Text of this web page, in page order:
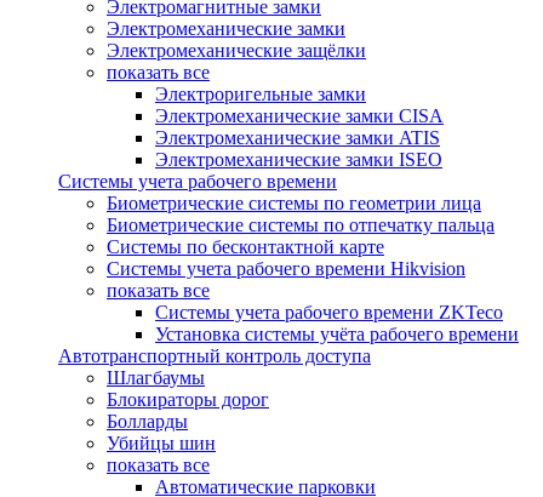
Электромагнитные замки
Электромеханические замки
Электромеханические защёлки
показать все
Электроригельные замки
Электромеханические замки CISA
Электромеханические замки ATIS
Электромеханические замки ISEO
Системы учета рабочего времени
Биометрические системы по геометрии лица
Биометрические системы по отпечатку пальца
Системы по бесконтактной карте
Системы учета рабочего времени Hikvision
показать все
Системы учета рабочего времени ZKTeco
Установка системы учёта рабочего времени
Автотранспортный контроль доступа
Шлагбаумы
Блокираторы дорог
Болларды
Убийцы шин
показать все
Автоматические парковки